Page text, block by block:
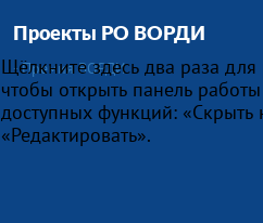
Проекты РО ВОРДИ
- Премия ВОРДИ
Щёлкните здесь два раза
чтобы открыть панель
доступных функций:
«Редактировать».